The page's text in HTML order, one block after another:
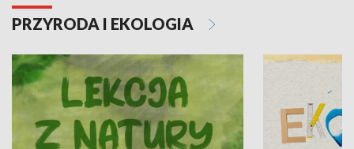
PRZYRODA I EKOLOGIA